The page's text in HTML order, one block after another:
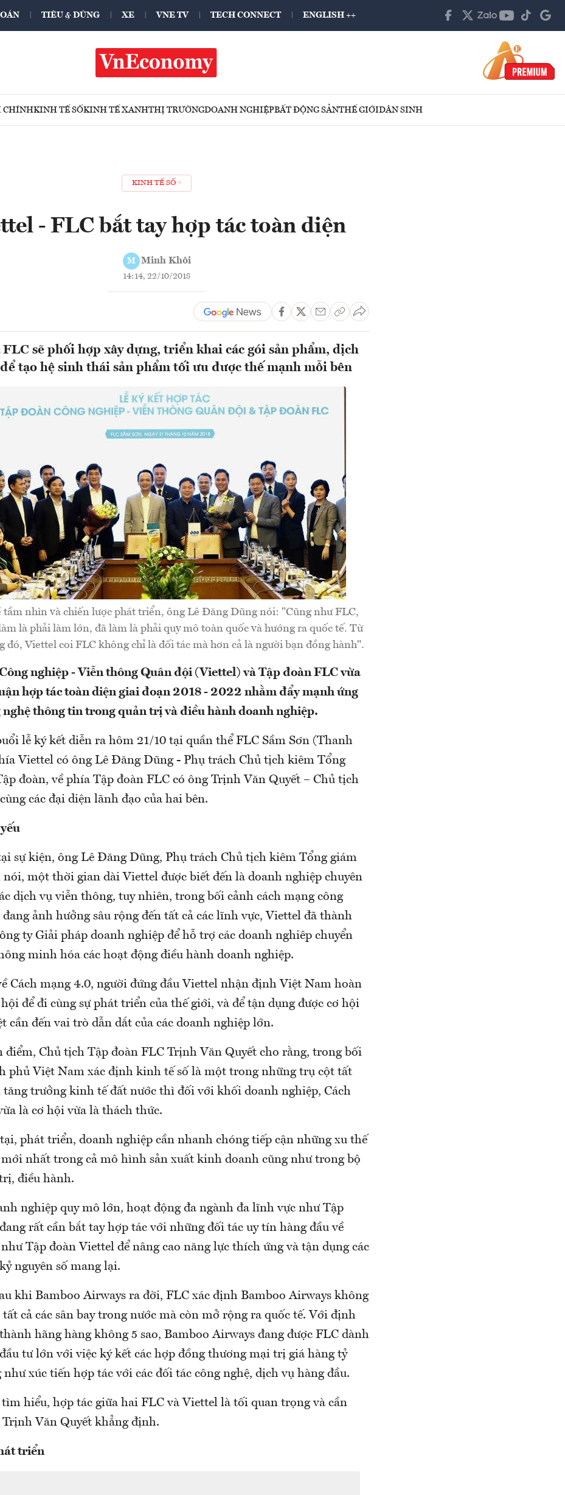
TIÊU & DÙNG XE VNE TV TECH CONNECT ENGLISH ++
CHÍNHKINH TẾ SỐKINH TẾ XANHTHỊ TRƯỜNGDOANH NGHIỆPBẤT ĐỘNG SẢNTHẾ GIỚIDÂN SINH
KINH TẾ SỐ
- FLC bắt tay hợp tác toàn diện
M Minh Khôi
14:14, 22/10/2018
sẽ phối hợp xây dựng, triển khai các gói sản phẩm, dịch
tạo hệ sinh thái sản phẩm tối ưu được thế mạnh mỗi bên
tầm nhìn và chiến lược phát triển, ông Lê Đăng Dũng nói: "Cũng như FLC,
là phải làm lớn, đã làm là phải quy mô toàn quốc và hướng ra quốc tế. Từ
đó, Viettel coi FLC không chỉ là đối tác mà hơn cả là người bạn đồng hành".
nghiệp - Viễn thông Quân đội (Viettel) và Tập đoàn FLC vừa
hợp tác toàn diện giai đoạn 2018 - 2022 nhằm đẩy mạnh ứng
nghệ thông tin trong quản trị và điều hành doanh nghiệp.
lễ ký kết diễn ra hôm 21/10 tại quần thể FLC Sầm Sơn (Thanh
Viettel có ông Lê Đăng Dũng - Phụ trách Chủ tịch kiêm Tổng
đoàn, về phía Tập đoàn FLC có ông Trịnh Văn Quyết – Chủ tịch
các đại diện lãnh đạo của hai bên.
sự kiện, ông Lê Đăng Dũng, Phụ trách Chủ tịch kiêm Tổng giám
nói, một thời gian dài Viettel được biết đến là doanh nghiệp chuyên
dịch vụ viễn thông, tuy nhiên, trong bối cảnh cách mạng công
ảnh hưởng sâu rộng đến tất cả các lĩnh vực, Viettel đã thành
ty Giải pháp doanh nghiệp để hỗ trợ các doanh nghiêp chuyển
minh hóa các hoạt động điều hành doanh nghiệp.
Cách mạng 4.0, người đứng đầu Viettel nhận định Việt Nam hoàn
để đi cùng sự phát triển của thế giới, và để tận dụng được cơ hội
cần đến vai trò dẫn dắt của các doanh nghiệp lớn.
điểm, Chủ tịch Tập đoàn FLC Trịnh Văn Quyết cho rằng, trong bối
phủ Việt Nam xác định kinh tế số là một trong những trụ cột tất
tăng trưởng kinh tế đất nước thì đối với khối doanh nghiệp, Cách
là cơ hội vừa là thách thức.
phát triển, doanh nghiệp cần nhanh chóng tiếp cận những xu thế
mới nhất trong cả mô hình sản xuất kinh doanh cũng như trong bộ
điều hành.
nghiệp quy mô lớn, hoạt động đa ngành đa lĩnh vực như Tập
rất cần bắt tay hợp tác với những đối tác uy tín hàng đầu về
Tập đoàn Viettel để nâng cao năng lực thích ứng và tận dụng các
nguyên số mang lại.
khi Bamboo Airways ra đời, FLC xác định Bamboo Airways không
cả các sân bay trong nước mà còn mở rộng ra quốc tế. Với định
hãng hàng không 5 sao, Bamboo Airways đang được FLC dành
tư lớn với việc ký kết các hợp đồng thương mại trị giá hàng tỷ
như xúc tiến hợp tác với các đối tác công nghệ, dịch vụ hàng đầu.
tìm hiểu, hợp tác giữa hai FLC và Viettel là tối quan trọng và cần
Văn Quyết khẳng định.
triển